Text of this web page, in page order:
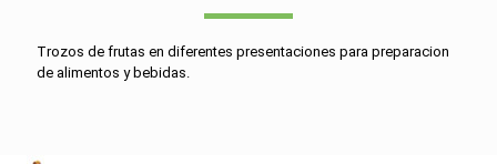
Trozos de frutas en diferentes presentaciones para preparacion
de alimentos y bebidas.